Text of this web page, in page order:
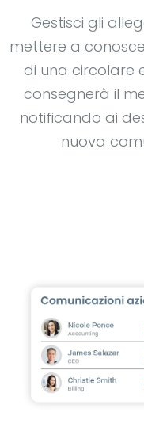
Gestisci gli
mettere a
di una circolare
consegnerà il
notificando ai
nuova